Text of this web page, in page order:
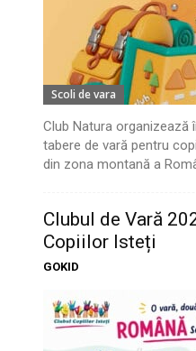
Scoli de vara
Club Natura organizează
tabere de vară pentru
din zona montană a
Clubul de Vară
Copiilor Isteți
GOKID